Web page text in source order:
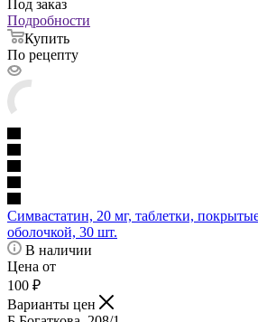
Под заказ
Подробности
Купить
По рецепту
Симвастатин, 20 мг, таблетки,
оболочкой, 30 шт.
В наличии
Цена от
100 ₽
Варианты цен